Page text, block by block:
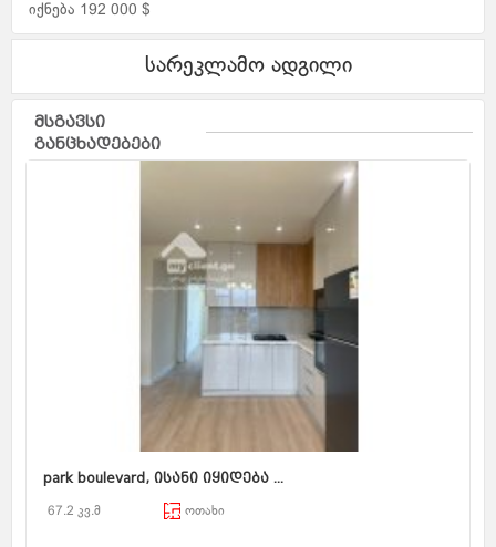
იქნება 192 000 $
სარეკლამო ადგილი
მსგავსი
განცხადებები
park boulevard, ისანი იყიდება ...
67.2 კვ.მ ოთახი